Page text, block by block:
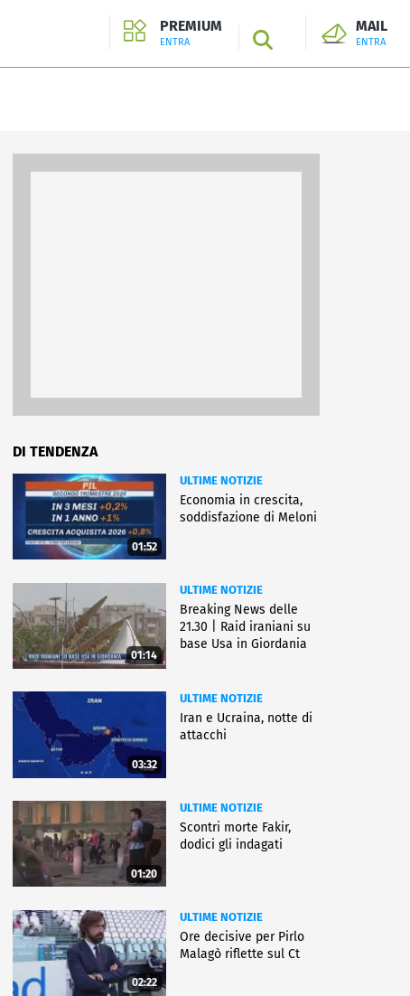
PREMIUM
ENTRA SEARCH
MAIL
ENTRA
DI TENDENZA
01:52
ULTIME NOTIZIE
Economia in crescita,
soddisfazione di Meloni
01:14
ULTIME NOTIZIE
Breaking News delle
21.30 | Raid iraniani su
base Usa in Giordania
03:32
ULTIME NOTIZIE
Iran e Ucraina, notte di
attacchi
01:20
ULTIME NOTIZIE
Scontri morte Fakir,
dodici gli indagati
02:22
ULTIME NOTIZIE
Ore decisive per Pirlo
Malagò riflette sul Ct